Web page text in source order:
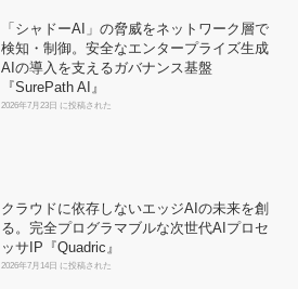
「シャドーAI」の脅威をネットワーク層で
検知・制御。安全なエンタープライズ生成
AIの導入を支えるガバナンス基盤
『SurePath AI』
2026年7月23日 に投稿された
クラウドに依存しないエッジAIの未来を創
る。完全プログラマブルな次世代AIプロセ
ッサIP『Quadric』
2026年7月14日 に投稿された